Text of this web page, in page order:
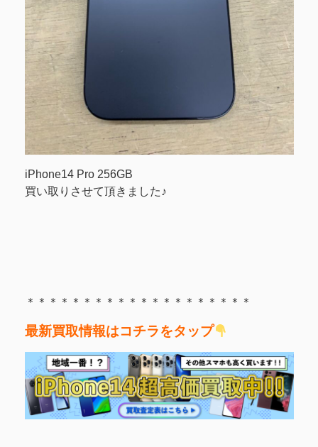
iPhone14 Pro 256GB
買い取りさせて頂きました♪
＊＊＊＊＊＊＊＊＊＊＊＊＊＊＊＊＊＊＊＊
最新買取情報はコチラをタップ